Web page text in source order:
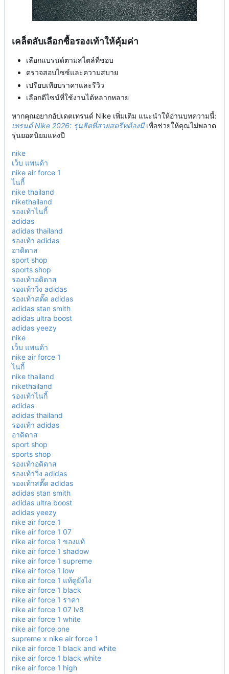
เคล็ดลับเลือกซื้อรองเท้าให้คุ้มค่า
เลือกแบรนด์ตามสไตล์ที่ชอบ
ตรวจสอบไซซ์และความสบาย
เปรียบเทียบราคาและรีวิว
เลือกดีไซน์ที่ใช้งานได้หลากหลาย
หากคุณอยากอัปเดตเทรนด์ Nike เพิ่มเติม แนะนำให้อ่านบทความนี้:
เทรนด์ Nike 2026: รุ่นฮิตที่สายสตรีทต้องมีเพื่อช่วยให้คุณไม่พลาด
รุ่นยอดนิยมแห่งปี
nike
เว็บ แพนด้า
nike air force 1
ไนกี้
nike thailand
nikethailand
รองเท้าไนกี้
adidas
adidas thailand
รองเท้า adidas
อาดิดาส
sport shop
sports shop
รองเท้าอดิดาส
รองเท้าวิ่ง adidas
รองเท้าสตั๊ด adidas
adidas stan smith
adidas ultra boost
adidas yeezy
nike
เว็บ แพนด้า
nike air force 1
ไนกี้
nike thailand
nikethailand
รองเท้าไนกี้
adidas
adidas thailand
รองเท้า adidas
อาดิดาส
sport shop
sports shop
รองเท้าอดิดาส
รองเท้าวิ่ง adidas
รองเท้าสตั๊ด adidas
adidas stan smith
adidas ultra boost
adidas yeezy
nike air force 1
nike air force 1 07
nike air force 1 ของแท้
nike air force 1 shadow
nike air force 1 supreme
nike air force 1 low
nike air force 1 แท้ดูยังไง
nike air force 1 black
nike air force 1 ราคา
nike air force 1 07 lv8
nike air force 1 white
nike air force one
supreme x nike air force 1
nike air force 1 black and white
nike air force 1 black white
nike air force 1 high